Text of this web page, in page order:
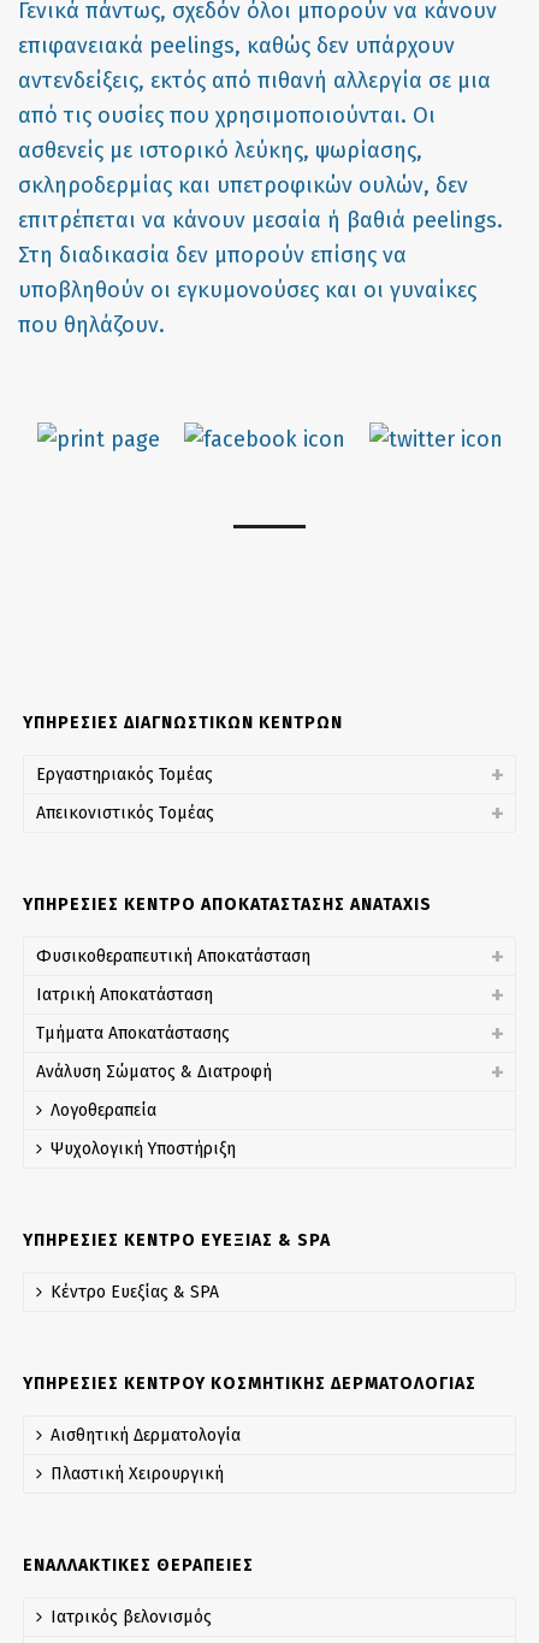
Γενικά πάντως, σχεδόν όλοι μπορούν να κάνουν
επιφανειακά peelings, καθώς δεν υπάρχουν
αντενδείξεις, εκτός από πιθανή αλλεργία σε μια
από τις ουσίες που χρησιμοποιούνται. Οι
ασθενείς με ιστορικό λεύκης, ψωρίασης,
σκληροδερμίας και υπετροφικών ουλών, δεν
επιτρέπεται να κάνουν μεσαία ή βαθιά peelings.
Στη διαδικασία δεν μπορούν επίσης να
υποβληθούν οι εγκυμονούσες και οι γυναίκες
που θηλάζουν.
ΥΠΗΡΕΣΙΕΣ ΔΙΑΓΝΩΣΤΙΚΩΝ ΚΕΝΤΡΩΝ
Εργαστηριακός Τομέας
Απεικονιστικός Tομέας
ΥΠΗΡΕΣΙΕΣ ΚΕΝΤΡΟ ΑΠΟΚΑΤΑΣΤΑΣΗΣ ANATAXIS
Φυσικοθεραπευτική Αποκατάσταση
Ιατρική Αποκατάσταση
Τμήματα Αποκατάστασης
Ανάλυση Σώματος & Διατροφή
Λογοθεραπεία
Ψυχολογική Yποστήριξη
ΥΠΗΡΕΣΙΕΣ ΚΕΝΤΡΟ ΕΥΕΞΙΑΣ & SPA
Κέντρο Ευεξίας & SPA
ΥΠΗΡΕΣΙΕΣ ΚΕΝΤΡΟΥ ΚΟΣΜΗΤΙΚΗΣ ΔΕΡΜΑΤΟΛΟΓΙΑΣ
Αισθητική Δερματολογία
Πλαστική Χειρουργική
ΕΝΑΛΛΑΚΤΙΚΕΣ ΘΕΡΑΠΕΙΕΣ
Ιατρικός βελονισμός